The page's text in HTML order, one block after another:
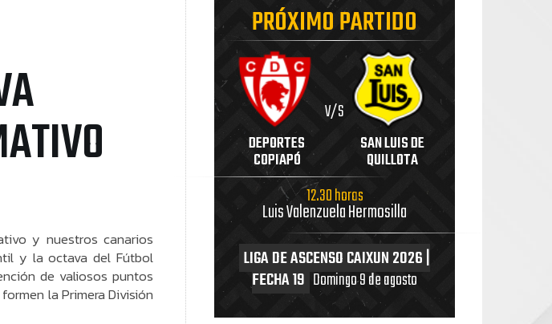
y nuestros canarios
y la octava del Fútbol
de valiosos puntos
la Primera División
PRÓXIMO PARTIDO
DEPORTES
COPIAPÓ
V/S
SAN LUIS DE
QUILLOTA
12.30 horas
Luis Valenzuela Hermosilla
LIGA DE ASCENSO CAIXUN 2026 |
FECHA 19 Domingo 9 de agosto